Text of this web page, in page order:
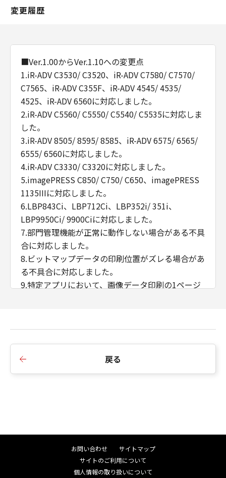
変更履歴
■Ver.1.00からVer.1.10への変更点
1.iR-ADV C3530/ C3520、iR-ADV C7580/ C7570/
C7565、iR-ADV C355F、iR-ADV 4545/ 4535/
4525、iR-ADV 6560に対応しました。
2.iR-ADV C5560/ C5550/ C5540/ C5535に対応しま
した。
3.iR-ADV 8505/ 8595/ 8585、iR-ADV 6575/ 6565/
6555/ 6560に対応しました。
4.iR-ADV C3330/ C3320に対応しました。
5.imagePRESS C850/ C750/ C650、imagePRESS
1135IIIに対応しました。
6.LBP843Ci、LBP712Ci、LBP352i/ 351i、
LBP9950Ci/ 9900Ciに対応しました。
7.部門管理機能が正常に動作しない場合がある不具
合に対応しました。
8.ビットマップデータの印刷位置がズレる場合があ
る不具合に対応しました。
9.特定アプリにおいて、画像データ印刷の1ページ
てしまう不具合に対応しました。
11.はがき用紙サイズの出力時間が遅くなる不具合
識しない場合がある不具合に対応しました。
14.マルチリンガル対応の仕様を変更しました。
戻る
お問い合わせ
サイトマップ
サイトのご利用について
個人情報の取り扱いについて